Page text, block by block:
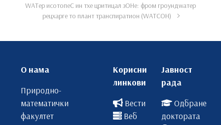
WАТер исотопеС ин тхе цритицал зОНе: фром гроундwатер
рецхарге то плант транспиратион (WАТСОН)
О нама
Природно-
математички
факултет
Корисни
линкови
Вести
Веб
Јавност
рада
Одбране
доктората